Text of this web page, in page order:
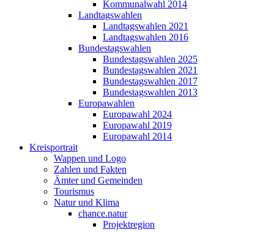
Kommunalwahl 2014
Landtagswahlen
Landtagswahlen 2021
Landtagswahlen 2016
Bundestagswahlen
Bundestagswahlen 2025
Bundestagswahlen 2021
Bundestagswahlen 2017
Bundestagswahlen 2013
Europawahlen
Europawahl 2024
Europawahl 2019
Europawahl 2014
Kreisportrait
Wappen und Logo
Zahlen und Fakten
Ämter und Gemeinden
Tourismus
Natur und Klima
chance.natur
Projektregion